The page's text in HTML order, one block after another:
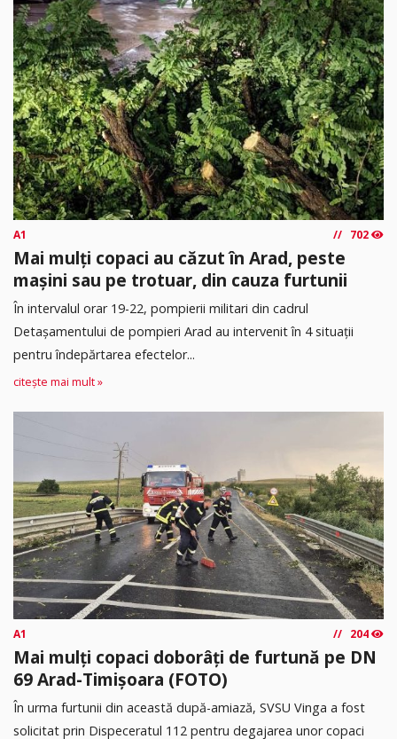
A1 702
Mai mulți copaci au căzut în Arad, peste
mașini sau pe trotuar, din cauza furtunii
În intervalul orar 19-22, pompierii militari din cadrul
Detașamentului de pompieri Arad au intervenit în 4 situații
pentru îndepărtarea efectelor...
citește mai mult »
A1 204
Mai mulți copaci doborâți de furtună pe DN
69 Arad-Timișoara (FOTO)
În urma furtunii din această după-amiază, SVSU Vinga a fost
solicitat prin Dispeceratul 112 pentru degajarea unor copaci